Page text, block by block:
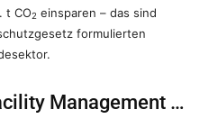
t CO2 einsparen – das sind
formulierten
Management …